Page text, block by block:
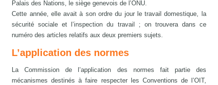
Palais des Nations, le siège genevois de l’ONU.
Cette année, elle avait à son ordre du jour le travail domestique, la
sécurité sociale et l’inspection du travail ; on trouvera dans ce
numéro des articles relatifs aux deux premiers sujets.
L’application des normes
La Commission de l’application des normes fait partie des
mécanismes destinés à faire respecter les Conventions de l’OIT,